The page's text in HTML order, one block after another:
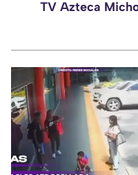
TV Azteca